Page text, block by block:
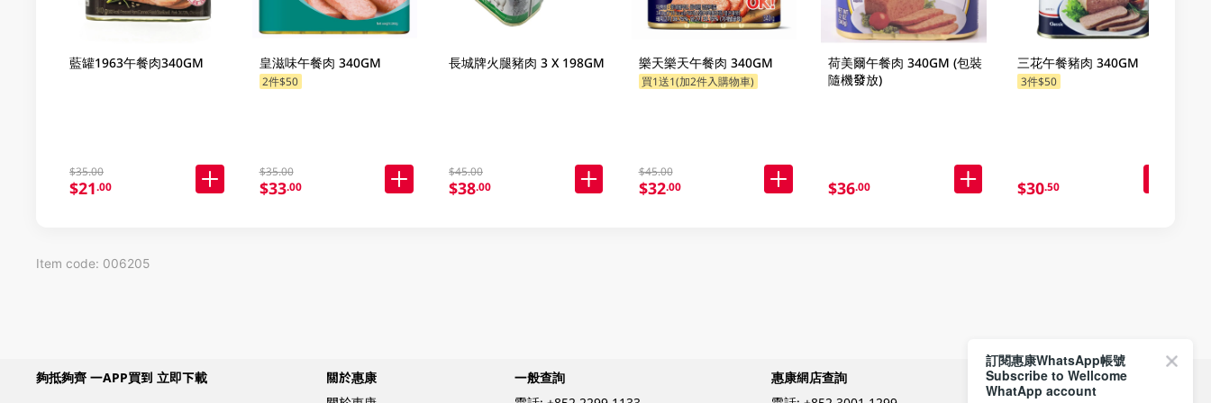
藍罐1963午餐肉340GM
$35.00
$21.00
皇滋味午餐肉 340GM
2件$50
$35.00
$33.00
長城牌火腿豬肉 3 X 198GM
$45.00
$38.00
樂天樂天午餐肉 340GM
買1送1(加2件入購物車)
$45.00
$32.00
荷美爾午餐肉 340GM (包裝
隨機發放)
$36.00
三花午餐豬肉 340GM
3件$50
$30.50
Item code: 006205
夠抵夠齊 一APP買到 立即下載
關於惠康
一般查詢
惠康網店查詢
付款方式
訂閱惠康WhatsApp帳號
Subscribe to Wellcome
WhatApp account